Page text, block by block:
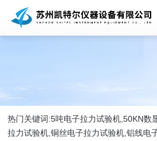
热门关键词:5吨电子拉力试验机,50KN数
拉力试验机,铜丝电子拉力试验机,铝线电